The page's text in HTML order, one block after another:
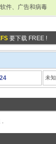
件、广告和病毒
要下载 FREE !
未知
.